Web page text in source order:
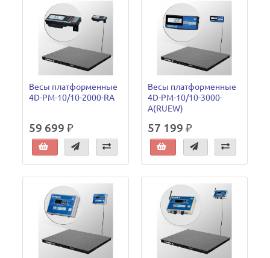
Весы платформенные
4D-PM-10/10-2000-RA
59 699 ₽
Весы платформенные
4D-PM-10/10-3000-
A(RUEW)
57 199 ₽